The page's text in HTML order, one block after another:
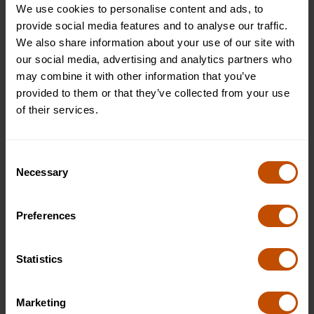
We use cookies to personalise content and ads, to
provide social media features and to analyse our traffic.
We also share information about your use of our site with
our social media, advertising and analytics partners who
may combine it with other information that you’ve
provided to them or that they’ve collected from your use
of their services.
Selection
Necessary
Preferences
Statistics
Marketing
Apolo de la NASA, Hamilton desarrolló el código integrado
que guiaba a los astronautas a la Luna, lo que demostraba
que el software podía ser fundamental para la vida.
¿Qué carreras puede seguir en ciencias
de la computación?
Diseñe y cree aplicaciones, sistemas o herramientas para
código, probarás productos y mejorarás la experiencia del
Analista de ciberseguridad
Defienda las redes de los ciberataques y asegúrese de que
los datos estén protegidos. Identificará las amenazas,